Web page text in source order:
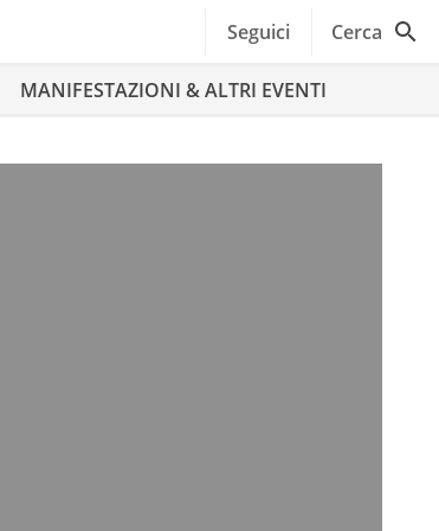
Seguici Cerca
MANIFESTAZIONI & ALTRI EVENTI